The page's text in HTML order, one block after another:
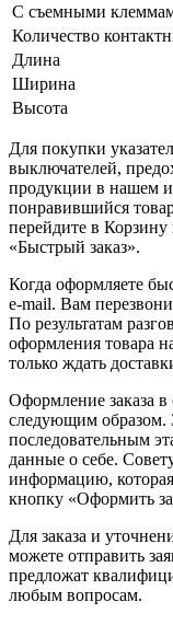
С съемными
Количество
Длина
Ширина
Высота
Для покупки
выключателей,
продукции в нашем
понравившийся
перейдите в
«Быстрый заказ».
Когда оформляете
e-mail. Вам
По результатам
оформления товара
только ждать
Оформление заказа
следующим образом.
последовательным
данные о себе.
информацию,
кнопку «Оформить
Для заказа и
можете отправить
предложат
любым вопросам.